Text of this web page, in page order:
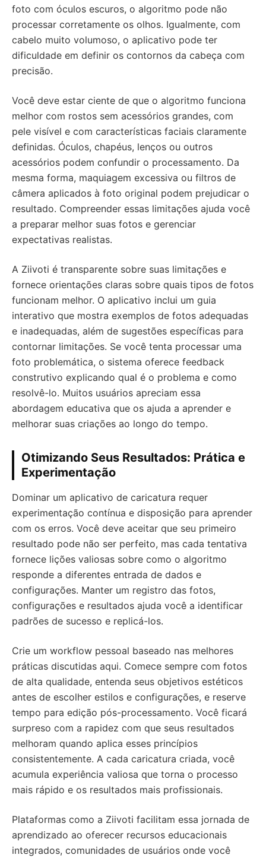
foto com óculos escuros, o algoritmo pode não
processar corretamente os olhos. Igualmente, com
cabelo muito volumoso, o aplicativo pode ter
dificuldade em definir os contornos da cabeça com
precisão.
Você deve estar ciente de que o algoritmo funciona
melhor com rostos sem acessórios grandes, com
pele visível e com características faciais claramente
definidas. Óculos, chapéus, lenços ou outros
acessórios podem confundir o processamento. Da
mesma forma, maquiagem excessiva ou filtros de
câmera aplicados à foto original podem prejudicar o
resultado. Compreender essas limitações ajuda você
a preparar melhor suas fotos e gerenciar
expectativas realistas.
A Ziivoti é transparente sobre suas limitações e
fornece orientações claras sobre quais tipos de fotos
funcionam melhor. O aplicativo inclui um guia
interativo que mostra exemplos de fotos adequadas
e inadequadas, além de sugestões específicas para
contornar limitações. Se você tenta processar uma
foto problemática, o sistema oferece feedback
construtivo explicando qual é o problema e como
resolvê-lo. Muitos usuários apreciam essa
abordagem educativa que os ajuda a aprender e
melhorar suas criações ao longo do tempo.
Otimizando Seus Resultados: Prática e
Experimentação
Dominar um aplicativo de caricatura requer
experimentação contínua e disposição para aprender
com os erros. Você deve aceitar que seu primeiro
resultado pode não ser perfeito, mas cada tentativa
fornece lições valiosas sobre como o algoritmo
responde a diferentes entrada de dados e
configurações. Manter um registro das fotos,
configurações e resultados ajuda você a identificar
padrões de sucesso e replicá-los.
Crie um workflow pessoal baseado nas melhores
práticas discutidas aqui. Comece sempre com fotos
de alta qualidade, entenda seus objetivos estéticos
antes de escolher estilos e configurações, e reserve
tempo para edição pós-processamento. Você ficará
surpreso com a rapidez com que seus resultados
melhoram quando aplica esses princípios
consistentemente. A cada caricatura criada, você
acumula experiência valiosa que torna o processo
mais rápido e os resultados mais profissionais.
Plataformas como a Ziivoti facilitam essa jornada de
aprendizado ao oferecer recursos educacionais
integrados, comunidades de usuários onde você